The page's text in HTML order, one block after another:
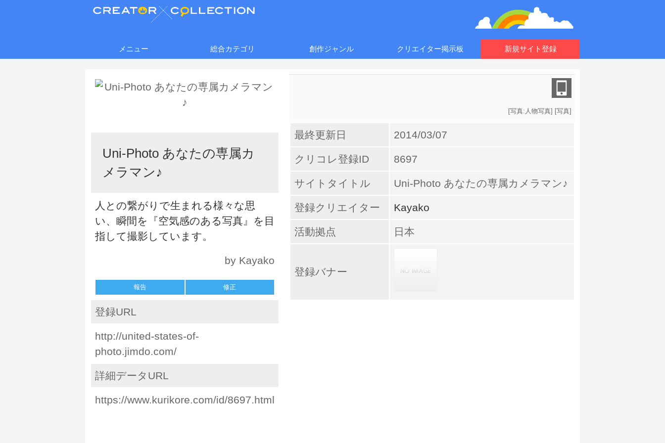
メニュー 総合カテゴリ 創作ジャンル クリエイター掲示板 新規サイト登録
Uni-Photo あなたの専属カ
メラマン♪
人との繋がりで生まれる様々な思
い、瞬間を『空気感のある写真』を目
指して撮影しています。
by Kayako
報告 修正
登録URL
http://united-states-of-
photo.jimdo.com/
詳細データURL
https://www.kurikore.com/id/8697.html
[写真:人物写真] [写真]
最終更新日 2014/03/07
クリコレ登録ID 8697
サイトタイトル Uni-Photo あなたの専属カメラマン♪
登録クリエイター Kayako
活動拠点 日本
登録バナー